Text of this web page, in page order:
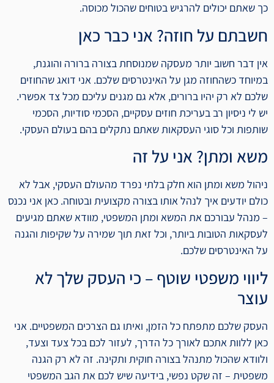
כך שאתם יכולים להרגיש בטוחים שהכול מכוסה.
חשבתם על חוזה? אני כבר כאן
אין דבר חשוב יותר מעסקה שמנוסחת בצורה ברורה והוגנת,
במיוחד כשהחוזה מגן על האינטרסים שלכם. אני דואג שהחוזים
שלכם לא רק יהיו ברורים, אלא גם מגנים עליכם מכל צד אפשרי.
יש לי ניסיון רב בעריכת חוזים עסקיים, הסכמי סודיות, הסכמי
שותפות וכל סוגי העסקאות שאתם נתקלים בהם בעולם העסקי.
משא ומתן? אני על זה
ניהול משא ומתן הוא חלק בלתי נפרד מהעולם העסקי, אבל לא
כולם יודעים איך לנהל אותו בצורה מקצועית ובטוחה. כאן אני נכנס
– מנהל עבורכם את המשא ומתן המשפטי, מוודא שאתם מגיעים
לעסקאות הטובות ביותר, וכל זאת תוך שמירה על שקיפות והגנה
על האינטרסים שלכם.
ליווי משפטי שוטף – כי העסק שלך לא
עוצר
העסק שלכם מתפתח כל הזמן, ואיתו גם הצרכים המשפטיים. אני
כאן ללוות אתכם לאורך כל הדרך, לעזור לכם בכל צעד וצעד,
ולוודא שהכול מתנהל בצורה חוקית ותקינה. זה לא רק הגנה
משפטית – זה שקט נפשי, בידיעה שיש לכם את הגב המשפטי